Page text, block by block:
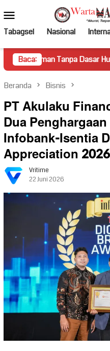
ke
kontenMobile
Tabagsel Nasional
Baca:
Tanpa Dasar Hukum Picu
Beranda Bisnis
PT Akulaku
Dua
Infobank-Isentia
Appreciation 2026
Vritime
22 Juni 2026